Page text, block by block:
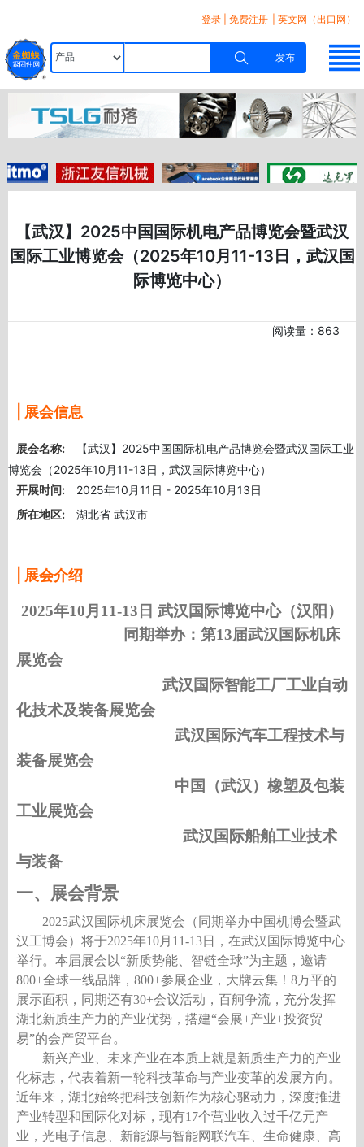
登录 免费注册 | 英文网（出口网）
发布
【武汉】2025中国国际机电产品博览会暨武汉
国际工业博览会（2025年10月11-13日，武汉国
际博览中心）
阅读量：863
| 展会信息
展会名称:
【武汉】2025中国国际机电产品博览会暨武汉国际工业
博览会（2025年10月11-13日，武汉国际博览中心）
开展时间:
2025年10月11日 - 2025年10月13日
所在地区:
湖北省 武汉市
| 展会介绍
2025年10月 11-13 日 武汉国际博览中心（汉阳）
同期举办：第13届武汉国际机床
展览会
武汉国际智能工厂工业自动
化技术及装备展览会
武汉国际汽车工程技术与
装备展览会
中国（武汉）橡塑及包装
工业展览会
武汉国际船舶工业技术
与装备
一、展会背景
2025武汉国际机床展览会（同期举办中国机博会暨武
汉工博会）将于2025年10月11-13日，在武汉国际博览中心
举行。本届展会以“新质势能、智链全球”为主题，邀请
800+全球一线品牌，800+参展企业，大牌云集！8万平的
展示面积，同期还有30+会议活动，百舸争流，充分发挥
湖北新质生产力的产业优势，搭建“会展+产业+投资贸
易”的会产贸平台。
新兴产业、未来产业在本质上就是新质生产力的产业
化标志，代表着新一轮科技革命与产业变革的发展方向。
近年来，湖北始终把科技创新作为核心驱动力，深度推进
产业转型和国际化对标，现有17个营业收入过千亿元产
业，光电子信息、新能源与智能网联汽车、生命健康、高